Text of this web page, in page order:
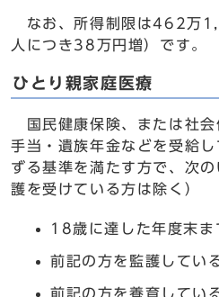
なお、所得制限は462万
人につき38万円増）です。
ひとり親家庭医療
国民健康保険、または社会
手当・遺族年金などを受給
ずる基準を満たす方で、次
護を受けている方は除く）
18歳に達した年度末ま
前記の方を監護してい
前記の方を養育してい